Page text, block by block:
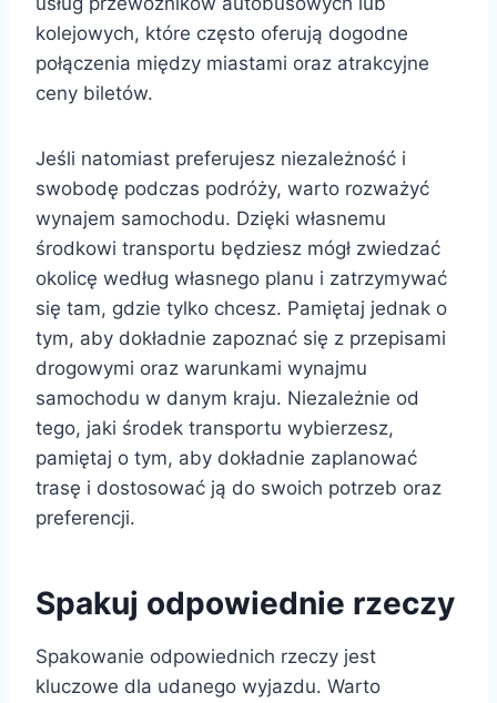
kolejowych, które często oferują dogodne
połączenia między miastami oraz atrakcyjne
ceny biletów.
Jeśli natomiast preferujesz niezależność i
swobodę podczas podróży, warto rozważyć
wynajem samochodu. Dzięki własnemu
środkowi transportu będziesz mógł zwiedzać
okolicę według własnego planu i zatrzymywać
się tam, gdzie tylko chcesz. Pamiętaj jednak o
tym, aby dokładnie zapoznać się z przepisami
drogowymi oraz warunkami wynajmu
samochodu w danym kraju. Niezależnie od
tego, jaki środek transportu wybierzesz,
pamiętaj o tym, aby dokładnie zaplanować
trasę i dostosować ją do swoich potrzeb oraz
preferencji.
Spakuj odpowiednie rzeczy
Spakowanie odpowiednich rzeczy jest
kluczowe dla udanego wyjazdu. Warto